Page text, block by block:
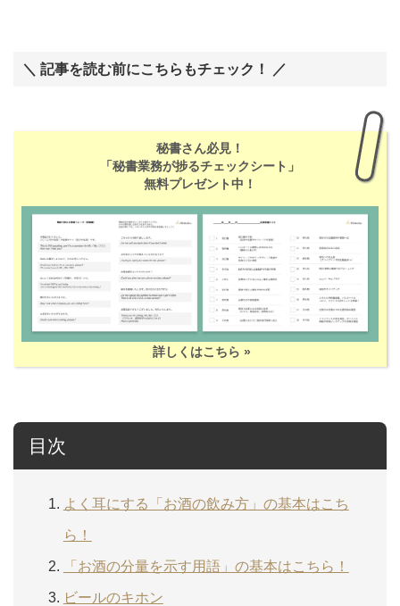
＼ 記事を読む前にこちらもチェック！ ／
秘書さん必見！
「秘書業務が捗るチェックシート」
無料プレゼント中！
詳しくはこちら »
目次
よく耳にする「お酒の飲み方」の基本はこち
ら！
「お酒の分量を示す用語」の基本はこちら！
ビールのキホン